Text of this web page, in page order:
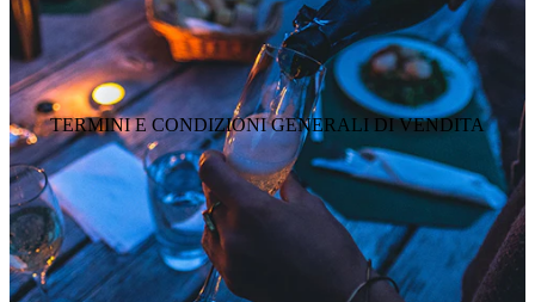
TERMINI E CONDIZIONI GENERALI DI VENDITA